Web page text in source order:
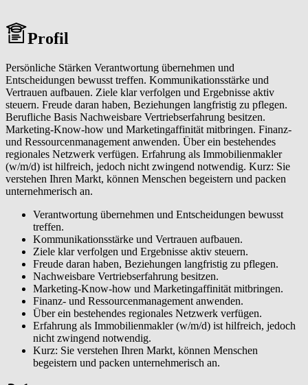
Profil
Persönliche Stärken Verantwortung übernehmen und
Entscheidungen bewusst treffen. Kommunikationsstärke und
Vertrauen aufbauen. Ziele klar verfolgen und Ergebnisse aktiv
steuern. Freude daran haben, Beziehungen langfristig zu pflegen.
Berufliche Basis Nachweisbare Vertriebserfahrung besitzen.
Marketing-Know-how und Marketingaffinität mitbringen. Finanz-
und Ressourcenmanagement anwenden. Über ein bestehendes
regionales Netzwerk verfügen. Erfahrung als Immobilienmakler
(w/m/d) ist hilfreich, jedoch nicht zwingend notwendig. Kurz: Sie
verstehen Ihren Markt, können Menschen begeistern und packen
unternehmerisch an.
Verantwortung übernehmen und Entscheidungen bewusst
treffen.
Kommunikationsstärke und Vertrauen aufbauen.
Ziele klar verfolgen und Ergebnisse aktiv steuern.
Freude daran haben, Beziehungen langfristig zu pflegen.
Nachweisbare Vertriebserfahrung besitzen.
Marketing-Know-how und Marketingaffinität mitbringen.
Finanz- und Ressourcenmanagement anwenden.
Über ein bestehendes regionales Netzwerk verfügen.
Erfahrung als Immobilienmakler (w/m/d) ist hilfreich, jedoch
nicht zwingend notwendig.
Kurz: Sie verstehen Ihren Markt, können Menschen
begeistern und packen unternehmerisch an.